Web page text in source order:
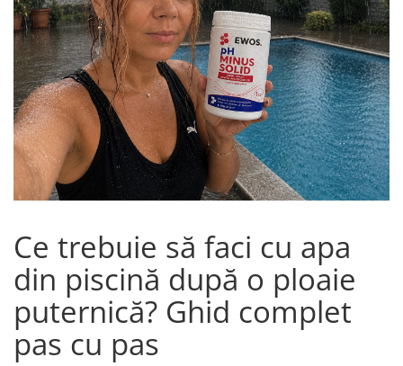
Bord | Plastice Interioare
Parfumuri | Odorizante
CEARA | SEALANT | TRATAMENTE
HIDROFOBE
PROTECTIE | COATING CERAMIC
POLISH | SLEFUIRE | BURETI
LAVETE | PROSOAPE
ACCESORII | ECHIPAMENTE |
APARATURA
Ce trebuie să faci cu apa
din piscină după o ploaie
puternică? Ghid complet
pas cu pas